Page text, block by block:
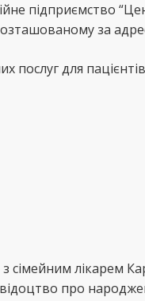
підприємство
за
для пацієнтів
з сімейним
про